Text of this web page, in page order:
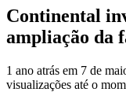
Continental
ampliação da
1 ano atrás em 7 de
visualizações até o